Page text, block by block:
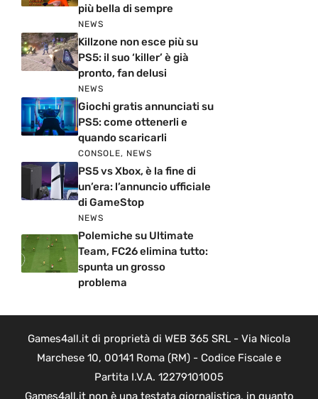
più bella di sempre
NEWS
Killzone non esce più su
PS5: il suo ‘killer’ è già
pronto, fan delusi
NEWS
Giochi gratis annunciati su
PS5: come ottenerli e
quando scaricarli
CONSOLE, NEWS
PS5 vs Xbox, è la fine di
un’era: l’annuncio ufficiale
di GameStop
NEWS
Polemiche su Ultimate
Team, FC26 elimina tutto:
spunta un grosso
problema
Games4all.it di proprietà di WEB 365 SRL - Via Nicola
Marchese 10, 00141 Roma (RM) - Codice Fiscale e
Partita I.V.A. 12279101005
Games4all.it non è una testata giornalistica, in quanto